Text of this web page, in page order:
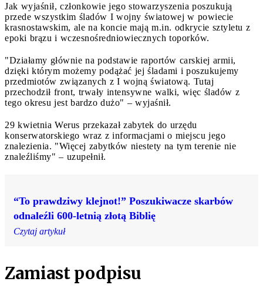
Jak wyjaśnił, członkowie jego stowarzyszenia poszukują
przede wszystkim śladów I wojny światowej w powiecie
krasnostawskim, ale na koncie mają m.in. odkrycie sztyletu z
epoki brązu i wczesnośredniowiecznych toporków.
"Działamy głównie na podstawie raportów carskiej armii,
dzięki którym możemy podążać jej śladami i poszukujemy
przedmiotów związanych z I wojną światową. Tutaj
przechodził front, trwały intensywne walki, więc śladów z
tego okresu jest bardzo dużo" – wyjaśnił.
29 kwietnia Werus przekazał zabytek do urzędu
konserwatorskiego wraz z informacjami o miejscu jego
znalezienia. "Więcej zabytków niestety na tym terenie nie
znaleźliśmy" – uzupełnił.
“To prawdziwy klejnot!” Poszukiwacze skarbów
odnaleźli 600-letnią złotą Biblię
Czytaj artykuł
Zamiast podpisu